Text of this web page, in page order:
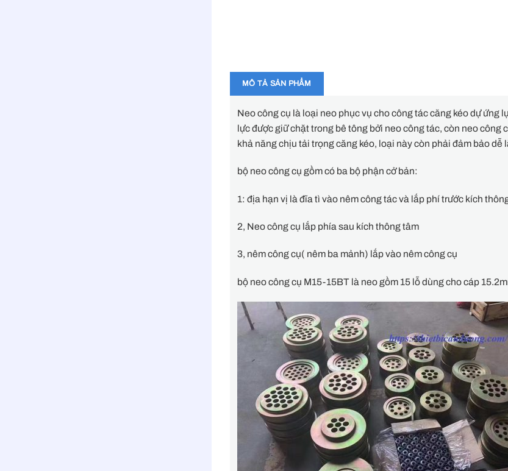
MÔ TẢ SẢN PHẨM
Neo công cụ là loại neo phục vụ cho công tác căng kéo dự ứng
lực được giữ chặt trong bê tông bởi neo công tác, còn neo
khả năng chịu tải trọng căng kéo, loại này còn phải đảm bảo
bộ neo công cụ gồm có ba bộ phận cở bản:
1: địa hạn vị là đĩa tì vào nêm công tác và lắp phí trước kích
2, Neo công cụ lắp phía sau kích thông tâm
3, nêm công cụ( nêm ba mảnh) lắp vào nêm công cụ
bộ neo công cụ M15-15BT là neo gồm 15 lỗ dùng cho cáp